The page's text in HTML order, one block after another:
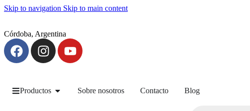
Skip to navigation Skip to main content
Córdoba, Argentina
Productos Sobre nosotros Contacto Blog